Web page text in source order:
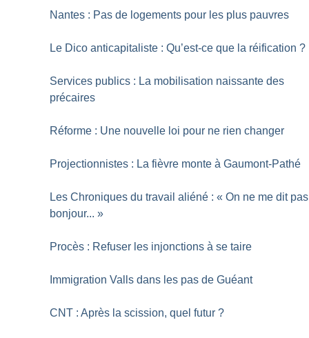
Nantes : Pas de logements pour les plus pauvres
Le Dico anticapitaliste : Qu’est-ce que la réification ?
Services publics : La mobilisation naissante des
précaires
Réforme : Une nouvelle loi pour ne rien changer
Projectionnistes : La fièvre monte à Gaumont-Pathé
Les Chroniques du travail aliéné : « On ne me dit pas
bonjour... »
Procès : Refuser les injonctions à se taire
Immigration Valls dans les pas de Guéant
CNT : Après la scission, quel futur ?